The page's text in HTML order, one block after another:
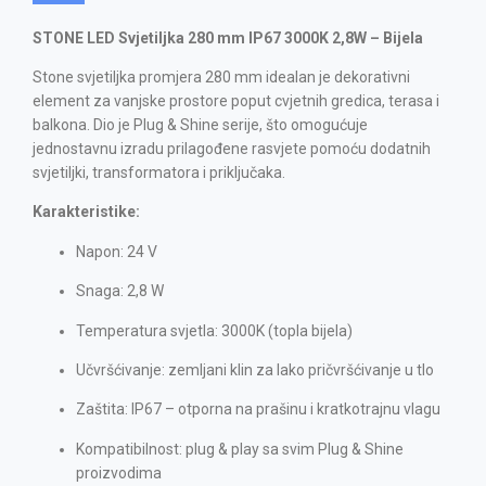
STONE LED Svjetiljka 280 mm IP67 3000K 2,8W – Bijela
Stone svjetiljka promjera 280 mm idealan je dekorativni
element za vanjske prostore poput cvjetnih gredica, terasa i
balkona. Dio je Plug & Shine serije, što omogućuje
jednostavnu izradu prilagođene rasvjete pomoću dodatnih
svjetiljki, transformatora i priključaka.
Karakteristike:
Napon: 24 V
Snaga: 2,8 W
Temperatura svjetla: 3000K (topla bijela)
Učvršćivanje: zemljani klin za lako pričvršćivanje u tlo
Zaštita: IP67 – otporna na prašinu i kratkotrajnu vlagu
Kompatibilnost: plug & play sa svim Plug & Shine
proizvodima